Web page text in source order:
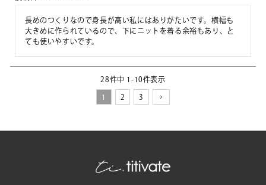
長めのつくりなので身長が高い私にはありがたいです。横幅も
大きめに作られているので、下にニットを着る余裕もあり、と
ても使いやすいです。
28件中 1 -10件表示
1 2 3